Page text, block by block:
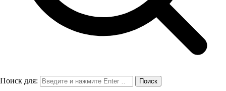
Поиск для: